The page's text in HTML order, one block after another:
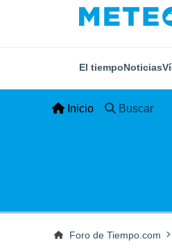
El tiempoNoticias
Inicio Buscar
Foro de Tiempo.com